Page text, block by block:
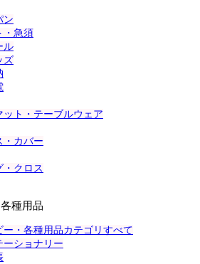
ン
・急須
ル
ズ
ット・テーブルウェア
・カバー
・クロス
種用品
ー・各種用品カテゴリすべて
ーショナリー